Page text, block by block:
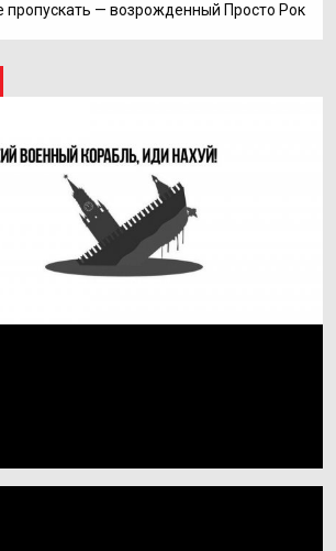
пропускать — возрожденный Просто Рок